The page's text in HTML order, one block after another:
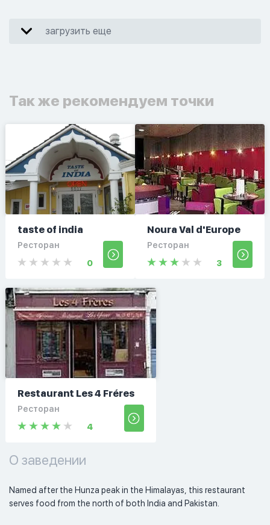
загрузить еще
Так же рекомендуем точки
taste of india
Ресторан
0
Noura Val d'Europe
Ресторан
3
Restaurant Les 4 Fréres
Ресторан
4
О заведении
Named after the Hunza peak in the Himalayas, this restaurant
serves food from the north of both India and Pakistan.